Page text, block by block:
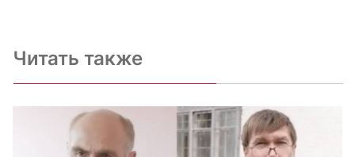
Читать также